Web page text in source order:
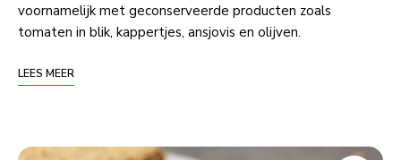
voornamelijk met geconserveerde producten zoals
tomaten in blik, kappertjes, ansjovis en olijven.
LEES MEER